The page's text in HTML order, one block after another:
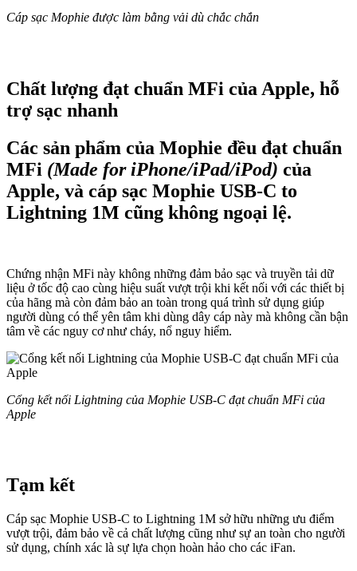
Cáp sạc Mophie được làm bằng vải dù chắc chắn
Chất lượng đạt chuẩn MFi của Apple, hỗ
trợ sạc nhanh
Các sản phẩm của Mophie đều đạt chuẩn
MFi (Made for iPhone/iPad/iPod) của
Apple, và cáp sạc Mophie USB-C to
Lightning 1M cũng không ngoại lệ.
Chứng nhận MFi này không những đảm bảo sạc và truyền tải dữ
liệu ở tốc độ cao cùng hiệu suất vượt trội khi kết nối với các thiết bị
của hãng mà còn đảm bảo an toàn trong quá trình sử dụng giúp
người dùng có thể yên tâm khi dùng dây cáp này mà không cần bận
tâm về các nguy cơ như cháy, nổ nguy hiểm.
Cổng kết nối Lightning của Mophie USB-C đạt chuẩn MFi của
Apple
Tạm kết
Cáp sạc Mophie USB-C to Lightning 1M sở hữu những ưu điểm
vượt trội, đảm bảo về cả chất lượng cũng như sự an toàn cho người
sử dụng, chính xác là sự lựa chọn hoàn hảo cho các iFan.